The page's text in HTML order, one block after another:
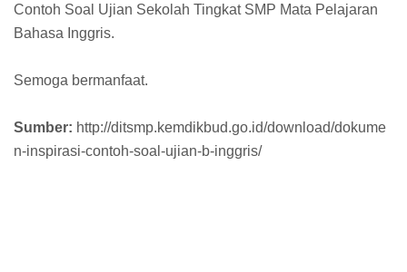
Contoh Soal Ujian Sekolah Tingkat SMP Mata Pelajaran
Bahasa Inggris.
Semoga bermanfaat.
Sumber: http://ditsmp.kemdikbud.go.id/download/dokume
n-inspirasi-contoh-soal-ujian-b-inggris/